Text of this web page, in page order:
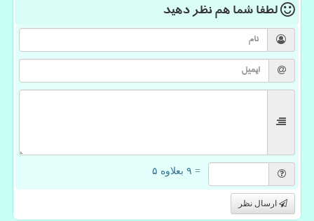
لطفا شما همنظر دهید
= ۹ بعلاوه ۵
ارسال نظر